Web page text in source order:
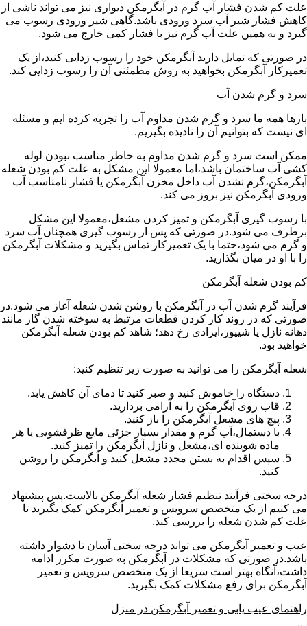
علت کم شدن فشار آب گرم در آبگرمکن دیواری نیز می تواند ناشی از
کاهش فشار شیر آب سرد ورودی باشد.گاهی شیر ورودی رسوب می
گیرد و به همین علت آب گرم نیز با فشار کمی خارج می شود.
در صورتی که تمایل دارید آبگرمکن خود را رسوب زدایی کنید،از یک
تعمیرکار آبگرمکن بخواهید به روش مطمئنی آن را رسوب زدایی کند.
سرد و گرم شدن آب
بارها همه ما سرد و گرم شدن مداوم آب را تجربه کرده ایم و مسئله
ای نیست که بتوانیم آن را نادیده بگیریم.
ممکن است سرد و گرم شدن مداوم به خاطر مناسب نبودن لوله
کشی آب ساختمان باشد،اما معمولا این مشکل به علت کم بودن شعله
آبگرمکن،گرم نشدن آب داخل مخزن آبگرمکن یا فشار نامناسب آب
ورودی آبگرمکن نیز بروز می کند.
با رسوب گیری آبگرمکن و تمیز کردن مشعل،معمولا این مشکل
برطرف می شود.در صورتی که پس از رسوب گیری همچنان آب سرد
و گرم می شود،حتما با یک تعمیرکار تماس بگیرید و مشکلات آبگرمکن
را با او در میان بگذارید.
کم بودن شعله آبگرمکن
فرآیند گرم شدن آب در آبگرمکن با روشن شدن شعله آغاز می شود.در
صورتی که در روند کار کردن قطعات مرتبط به سوخته شدن گاز مانند
دهانه نازل یا شیپور،ایرادی رخ دهد؛ شاهد کم بودن شعله آبگرمکن
خواهید بود.
شعله آبگرمکن را می توانید به صورت زیر تنظیم کنید:
دستگاه را خاموش کنید و صبر کنید تا دمای آن کاهش یابد.
قاب روی آبگرمکن را به آرامی بردارید.
پیچ های مشعل آبگرمکن را باز کنید.
با دستمال،آب گرم و مقدار بسیار جزئی مایع ظرفشویی یا هر
ماده شوینده ای،مشعل و نازل آبگرمکن را تمیز کنید.
سپس اقدام به بستن مجدد مشعل کنید و آبگرمکن را روشن
کنید.
درجه سختی فرآیند تنظیم فشار شعله آبگرمکن بالاست.پس پیشنهاد
می کنیم از یک متخصص سرویس و تعمیر آبگرمکن کمک بگیرید تا
علت کم شدن شعله را بررسی کند.
عیب و تعمیر آبگرمکن می تواند درجه سختی آسان تا دشوار داشته
باشد.در صورتی که مشکلات در آبگرمکن به صورت مکرر ادامه
داشت،آنگاه بهتر است سریعا از یک متخصص سرویس و تعمیر
آبگرمکن برای رفع مشکلات کمک بگیرید.
راهنمای عیب یابی و تعمیر آبگرمکن در منزل